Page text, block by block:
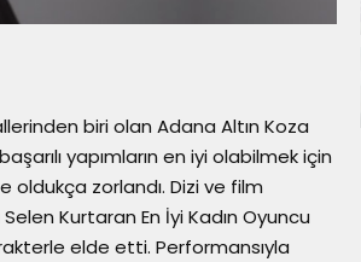
biri olan Adana Altın Koza
yapımların en iyi olabilmek için
oldukça zorlandı. Dizi ve film
Kurtaran En İyi Kadın Oyuncu
elde etti. Performansıyla